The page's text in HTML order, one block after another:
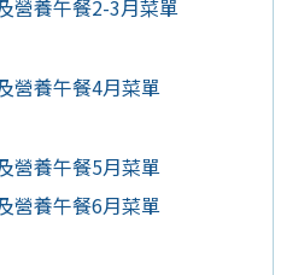
營養午餐2-3月菜單
營養午餐4月菜單
營養午餐5月菜單
營養午餐6月菜單